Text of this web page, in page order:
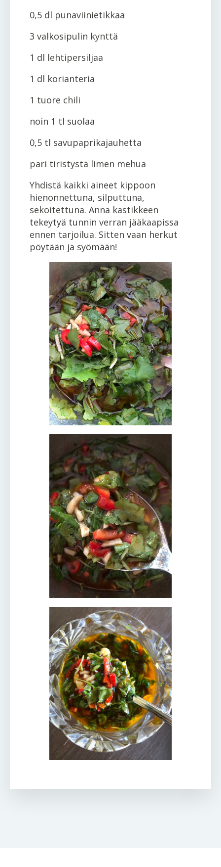
0,5 dl punaviinietikkaa
3 valkosipulin kynttä
1 dl lehtipersiljaa
1 dl korianteria
1 tuore chili
noin 1 tl suolaa
0,5 tl savupaprikajauhetta
pari tiristystä limen mehua
Yhdistä kaikki aineet kippoon
hienonnettuna, silputtuna,
sekoitettuna. Anna kastikkeen
tekeytyä tunnin verran jääkaapissa
ennen tarjoilua. Sitten vaan herkut
pöytään ja syömään!